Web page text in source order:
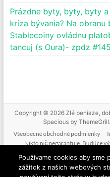
Prázdne byty, byty, byty
kríza bývania? Na
Stablecoiny ovládnu
tancuj (s Oura)- zpdz
Copyright © 2026 Zlé peniaze,
Spaciousby
Všeobecné obchodné podmienky
Nikto nič negarantuje. Budúce
doterajšie. Nikto nevie predpovedať
na vašich ziskoch, nenesieme
informácie nie sú investičným
Používame cookies aby sme
zážitok z našich webových